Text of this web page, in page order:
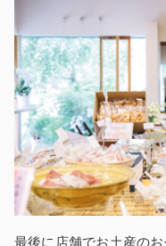
最後に店舗でお土産の